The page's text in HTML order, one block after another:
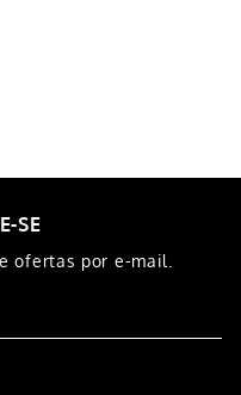
SE
ofertas por e-mail.